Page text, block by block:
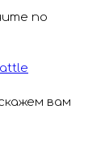
по
вам